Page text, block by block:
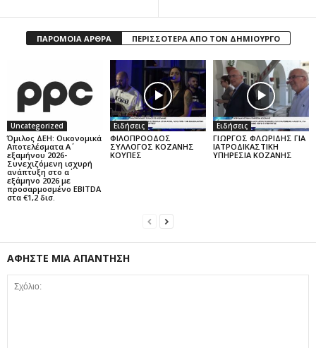
ΠΑΡΟΜΟΙΑ ΑΡΘΡΑ ΠΕΡΙΣΣΟΤΕΡΑ ΑΠΟ ΤΟΝ ΔΗΜΙΟΥΡΓΟ
Uncategorized
Όμιλος ΔΕΗ: Οικονομικά
Αποτελέσματα Α΄
εξαμήνου 2026-
Συνεχιζόμενη ισχυρή
ανάπτυξη στο α΄
εξάμηνο 2026 με
προσαρμοσμένο EBITDA
στα €1,2 δισ.
Ειδήσεις
ΦΙΛΟΠΡΟΟΔΟΣ
ΣΥΛΛΟΓΟΣ ΚΟΖΑΝΗΣ
ΚΟΥΠΕΣ
Ειδήσεις
ΓΙΩΡΓΟΣ ΦΛΩΡΙΔΗΣ ΓΙΑ
ΙΑΤΡΟΔΙΚΑΣΤΙΚΗ
ΥΠΗΡΕΣΙΑ ΚΟΖΑΝΗΣ
ΑΦΗΣΤΕ ΜΙΑ ΑΠΑΝΤΗΣΗ